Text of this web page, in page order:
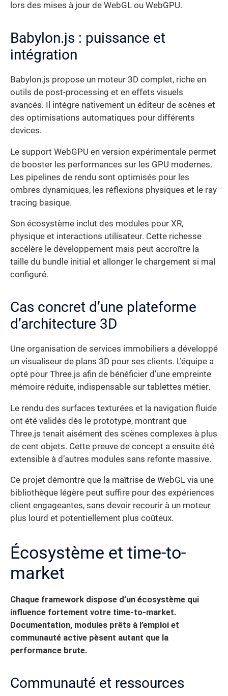
lors des mises à jour de WebGL ou WebGPU.
Babylon.js : puissance et
intégration
Babylon.js propose un moteur 3D complet, riche en
outils de post-processing et en effets visuels
avancés. Il intègre nativement un éditeur de scènes et
des optimisations automatiques pour différents
devices.
Le support WebGPU en version expérimentale permet
de booster les performances sur les GPU modernes.
Les pipelines de rendu sont optimisés pour les
ombres dynamiques, les réflexions physiques et le ray
tracing basique.
Son écosystème inclut des modules pour XR,
physique et interactions utilisateur. Cette richesse
accélère le développement mais peut accroître la
taille du bundle initial et allonger le chargement si mal
configuré.
Cas concret d’une plateforme
d’architecture 3D
Une organisation de services immobiliers a développé
un visualiseur de plans 3D pour ses clients. L’équipe a
opté pour Three.js afin de bénéficier d’une empreinte
mémoire réduite, indispensable sur tablettes métier.
Le rendu des surfaces texturées et la navigation fluide
ont été validés dès le prototype, montrant que
Three.js tenait aisément des scènes complexes à plus
de cent objets. Cette preuve de concept a ensuite été
extensible à d’autres modules sans refonte massive.
Ce projet démontre que la maîtrise de WebGL via une
bibliothèque légère peut suffire pour des expériences
client engageantes, sans devoir recourir à un moteur
plus lourd et potentiellement plus coûteux.
Écosystème et time-to-
market
Chaque framework dispose d’un écosystème qui
influence fortement votre time-to-market.
Documentation, modules prêts à l’emploi et
communauté active pèsent autant que la
performance brute.
Communauté et ressources